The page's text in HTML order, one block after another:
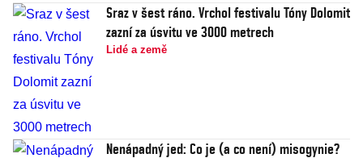
Sraz v šest ráno. Vrchol festivalu Tóny Dolomit
zazní za úsvitu ve 3000 metrech
Lidé a země
Nenápadný jed: Co je (a co není) misogynie?